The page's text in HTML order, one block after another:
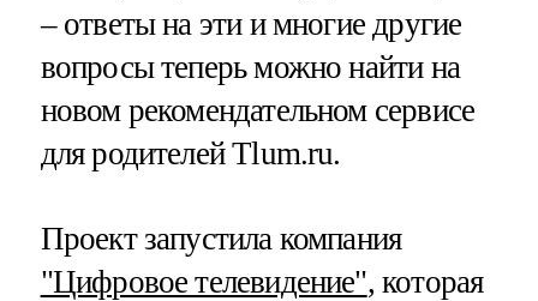
– ответы на эти и многие другие
вопросы теперь можно найти на
новом рекомендательном сервисе
для родителей Tlum.ru.
Проект запустила компания
"Цифровое телевидение", которая